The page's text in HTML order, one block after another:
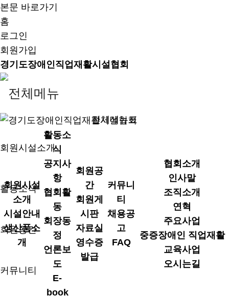
본문 바로가기
홈
로그인
회원가입
경기도장애인직업재활시설협회
회원시설소개
활동소식
회원공간
커뮤니티
전체메뉴표
회원시설
소개
시설안내
생산품소
개
활동소
식
공지사
항
협회활
동
회장동
정
언론보
도
E-
book
회원공
간
회원게
시판
자료실
영수증
발급
커뮤니
티
채용공
고
FAQ
협회소개
인사말
조직소개
연혁
주요사업
중증장애인 직업재활
교육사업
오시는길